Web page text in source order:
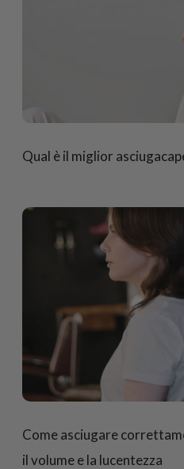
Qual è il miglior
Come asciugare
il volume e la lucentezza